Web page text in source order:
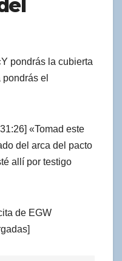
pondrás la cubierta
el
«Tomad este
del arca del pacto
allí por testigo
de EGW